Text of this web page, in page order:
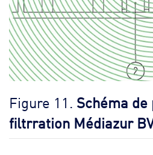
Figure 11. Schéma
filtrration Médiazur